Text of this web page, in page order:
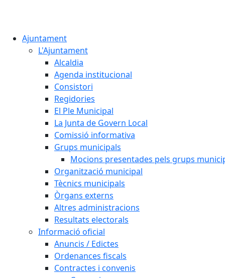
Ajuntament
L'Ajuntament
Alcaldia
Agenda institucional
Consistori
Regidories
El Ple Municipal
La Junta de Govern Local
Comissió informativa
Grups municipals
Mocions presentades pels grups
Organització municipal
Tècnics municipals
Òrgans externs
Altres administracions
Resultats electorals
Informació oficial
Anuncis / Edictes
Ordenances fiscals
Contractes i convenis